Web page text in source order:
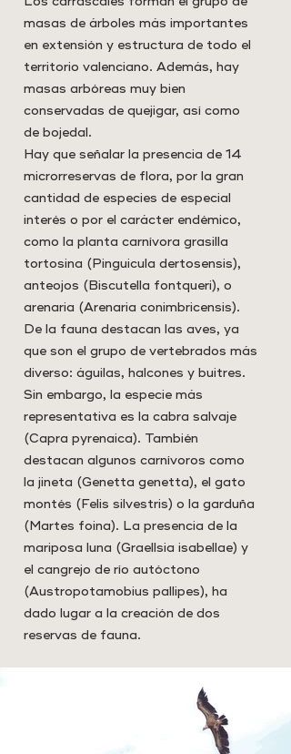
masas de árboles más importantes
en extensión y estructura de todo el
territorio valenciano. Además, hay
masas arbóreas muy bien
conservadas de quejigar, así como
de bojedal.
Hay que señalar la presencia de 14
microrreservas de flora, por la gran
cantidad de especies de especial
interés o por el carácter endémico,
como la planta carnívora grasilla
tortosina (Pinguicula dertosensis),
anteojos (Biscutella fontqueri), o
arenaria (Arenaria conimbricensis).
De la fauna destacan las aves, ya
que son el grupo de vertebrados más
diverso: águilas, halcones y buitres.
Sin embargo, la especie más
representativa es la cabra salvaje
(Capra pyrenaica). También
destacan algunos carnívoros como
la jineta (Genetta genetta), el gato
montés (Felis silvestris) o la garduña
(Martes foina). La presencia de la
mariposa luna (Graellsia isabellae) y
el cangrejo de río autóctono
(Austropotamobius pallipes), ha
dado lugar a la creación de dos
reservas de fauna.